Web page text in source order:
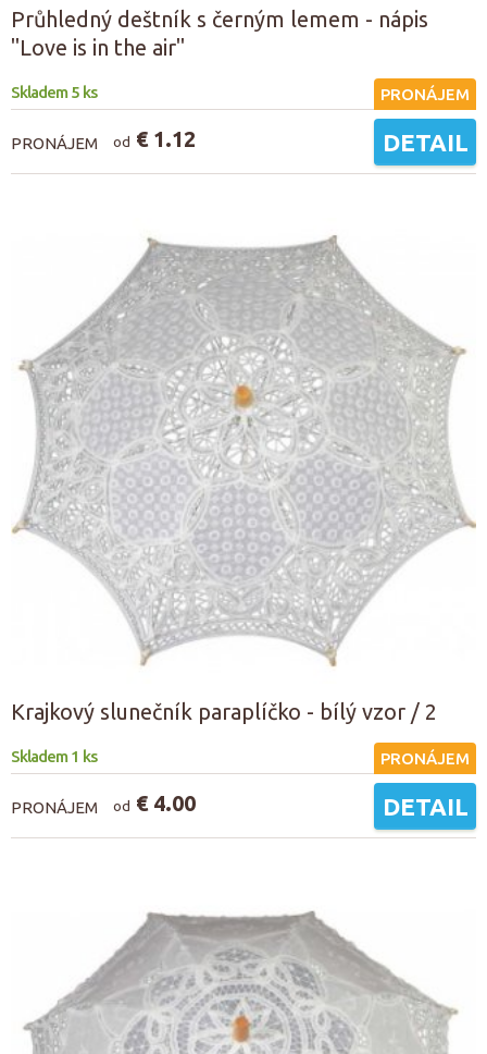
Průhledný deštník s černým lemem - nápis
"Love is in the air"
Skladem 5 ks PRONÁJEM
PRONÁJEM od € 1.12 DETAIL
Krajkový slunečník paraplíčko - bílý vzor / 2
Skladem 1 ks PRONÁJEM
PRONÁJEM od € 4.00 DETAIL